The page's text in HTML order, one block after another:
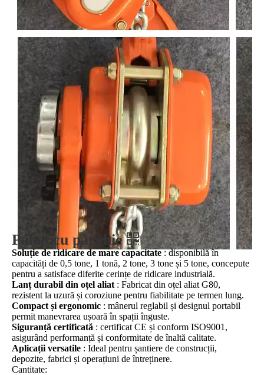
Palan cu pârghie
Soluție de ridicare de mare capacitate: disponibilă în
capacități de 0,5 tone, 1 tonă, 2 tone, 3 tone și 5 tone, concepute
pentru a satisface diferite cerințe de ridicare industrială.
Lanț durabil din oțel aliat : Fabricat din oțel aliat G80,
rezistent la uzură și coroziune pentru fiabilitate pe termen lung.
Compact și ergonomic : mânerul reglabil și designul portabil
permit manevrarea ușoară în spații înguste.
Siguranță certificată : certificat CE și conform ISO9001,
asigurând performanță și conformitate de înaltă calitate.
Aplicații versatile : Ideal pentru șantiere de construcții,
depozite, fabrici și operațiuni de întreținere.
Cantitate: